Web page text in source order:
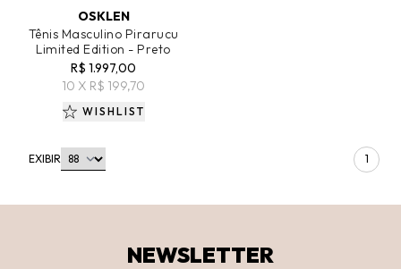
OSKLEN
Tênis Masculino Pirarucu
Limited Edition - Preto
R$ 1.997,00
10 X R$ 199,70
WISHLIST
EXIBIR 1
NEWSLETTER